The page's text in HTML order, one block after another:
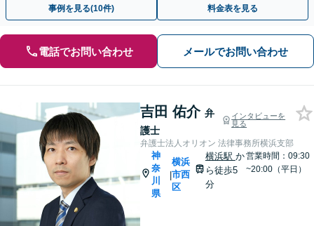
事例を見る(10件) 料金表を見る
電話でお問い合わせ メールでお問い合わせ
吉田 佑介 弁
護士
インタビューを
見る
弁護士法人オリオン 法律事務所横浜支部
神
奈
川
県
|
横浜
市西
区
横浜駅 か
ら徒歩5
分
営業時間：09:30
~20:00（平日）